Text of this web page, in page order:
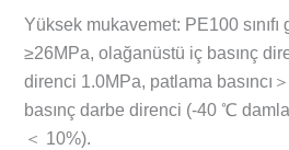
Yüksek mukavemet: PE100
≥26MPa, olağanüstü iç basınç
direnci 1.0MPa, patlama basıncı
basınç darbe direnci (-40 ℃ damla
＜ 10%).